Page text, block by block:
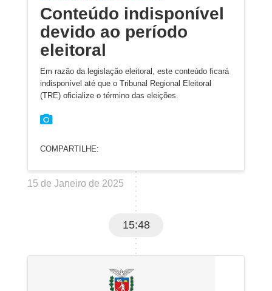
Conteúdo indisponível
devido ao período
eleitoral
Em razão da legislação eleitoral, este conteúdo ficará
indisponível até que o Tribunal Regional Eleitoral
(TRE) oficialize o término das eleições.
COMPARTILHE:
15 de Janeiro de 2025
15:48